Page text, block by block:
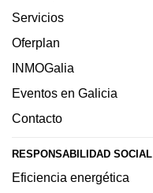
Servicios
Oferplan
INMOGalia
Eventos en Galicia
Contacto
RESPONSABILIDAD SOCIAL
Eficiencia energética